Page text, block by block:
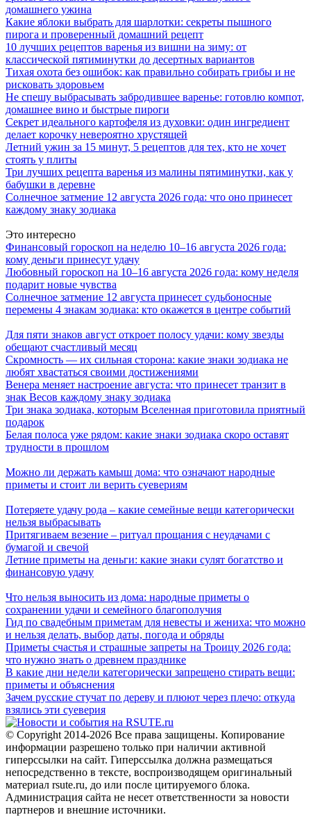
домашнего ужина
Какие яблоки выбрать для шарлотки: секреты пышного
пирога и проверенный домашний рецепт
10 лучших рецептов варенья из вишни на зиму: от
классической пятиминутки до десертных вариантов
Тихая охота без ошибок: как правильно собирать грибы и не
рисковать здоровьем
Не спешу выбрасывать забродившее варенье: готовлю компот,
домашнее вино и быстрые пироги
Секрет идеального картофеля из духовки: один ингредиент
делает корочку невероятно хрустящей
Летний ужин за 15 минут, 5 рецептов для тех, кто не хочет
стоять у плиты
Три лучших рецепта варенья из малины пятиминутки, как у
бабушки в деревне
Солнечное затмение 12 августа 2026 года: что оно принесет
каждому знаку зодиака
Это интересно
Финансовый гороскоп на неделю 10–16 августа 2026 года:
кому деньги принесут удачу
Любовный гороскоп на 10–16 августа 2026 года: кому неделя
подарит новые чувства
Солнечное затмение 12 августа принесет судьбоносные
перемены 4 знакам зодиака: кто окажется в центре событий
Для пяти знаков август откроет полосу удачи: кому звезды
обещают счастливый месяц
Скромность — их сильная сторона: какие знаки зодиака не
любят хвастаться своими достижениями
Венера меняет настроение августа: что принесет транзит в
знак Весов каждому знаку зодиака
Три знака зодиака, которым Вселенная приготовила приятный
подарок
Белая полоса уже рядом: какие знаки зодиака скоро оставят
трудности в прошлом
Можно ли держать камыш дома: что означают народные
приметы и стоит ли верить суевериям
Потеряете удачу рода – какие семейные вещи категорически
нельзя выбрасывать
Притягиваем везение – ритуал прощания с неудачами с
бумагой и свечой
Летние приметы на деньги: какие знаки сулят богатство и
финансовую удачу
Что нельзя выносить из дома: народные приметы о
сохранении удачи и семейного благополучия
Гид по свадебным приметам для невесты и жениха: что можно
и нельзя делать, выбор даты, погода и обряды
Приметы счастья и страшные запреты на Троицу 2026 года:
что нужно знать о древнем празднике
В какие дни недели категорически запрещено стирать вещи:
приметы и объяснения
Зачем русские стучат по дереву и плюют через плечо: откуда
взялись эти суеверия
© Copyright 2014-2026 Все права защищены. Копирование
информации разрешено только при наличии активной
гиперссылки на сайт. Гиперссылка должна размещаться
непосредственно в тексте, воспроизводящем оригинальный
материал rsute.ru, до или после цитируемого блока.
Администрация сайта не несет ответственности за новости
партнеров и внешние источники.